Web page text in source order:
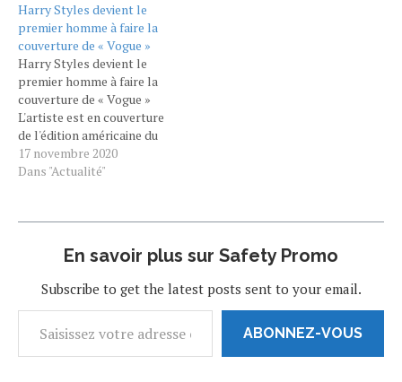
Harry Styles devient le
premier homme à faire la
couverture de « Vogue »
Harry Styles devient le
premier homme à faire la
couverture de « Vogue »
L'artiste est en couverture
de l'édition américaine du
magazine « Vogue » pour le
mois de décembre. C'est
seul la couverture de
magazine Vogue : il s'agit
17 novembre 2020
Dans "Actualité"
En savoir plus sur Safety Promo
Subscribe to get the latest posts sent to your email.
ABONNEZ-VOUS